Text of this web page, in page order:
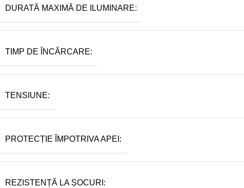
DURATĂ MAXIMĂ DE ILUMINARE:
TIMP DE ÎNCĂRCARE:
TENSIUNE:
PROTECȚIE ÎMPOTRIVA APEI:
REZISTENȚĂ LA ȘOCURI: